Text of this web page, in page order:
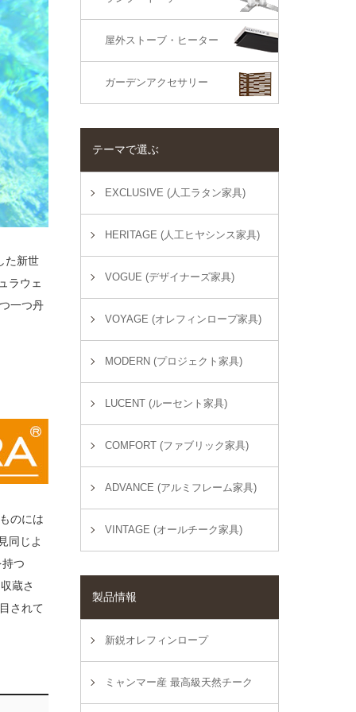
た新世
ラウェ
一つ丹
のには
同じよ
つ
蔵さ
されて
屋外ストーブ・ヒーター
ガーデンアクセサリー
テーマで選ぶ
EXCLUSIVE (人工ラタン家具)
HERITAGE (人工ヒヤシンス家具)
VOGUE (デザイナーズ家具)
VOYAGE (オレフィンロープ家具)
MODERN (プロジェクト家具)
LUCENT (ルーセント家具)
COMFORT (ファブリック家具)
ADVANCE (アルミフレーム家具)
VINTAGE (オールチーク家具)
製品情報
新鋭オレフィンロープ
ミャンマー産 最高級天然チーク